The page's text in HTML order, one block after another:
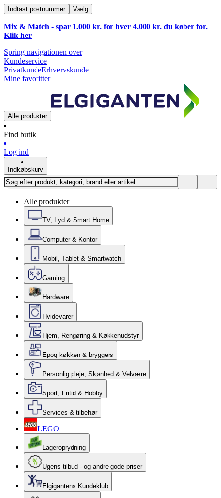
Indtast postnummer Vælg
Mix & Match - spar 1.000 kr. for hver 4.000 kr. du køber for.
Klik her
Spring navigationen over
Kundeservice
PrivatkundeErhvervskunde
Mine favoritter
Alle produkter
Find butik
Log ind
Indkøbskurv
Alle produkter
TV, Lyd & Smart Home
Computer & Kontor
Mobil, Tablet & Smartwatch
Gaming
Hardware
Hvidevarer
Hjem, Rengøring & Køkkenudstyr
Epoq køkken & bryggers
Personlig pleje, Skønhed & Velvære
Sport, Fritid & Hobby
Services & tilbehør
LEGO
Lageroprydning
Ugens tilbud - og andre gode priser
Elgigantens Kundeklub